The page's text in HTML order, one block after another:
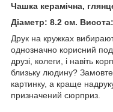
Чашка керамічна,
Діаметр: 8.2 см.
Друк на кружках
однозначно корисний
друзі, колеги, і навіть
близьку людину?
картинку, а краще
призначений сюрприз.